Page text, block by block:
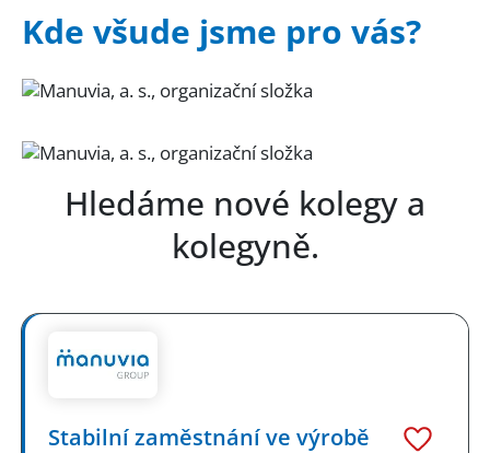
Záloha po prvním týdnu
Kde všude jsme pro vás?
Hledáme nové kolegy a
kolegyně.
Stabilní zaměstnání ve výrobě